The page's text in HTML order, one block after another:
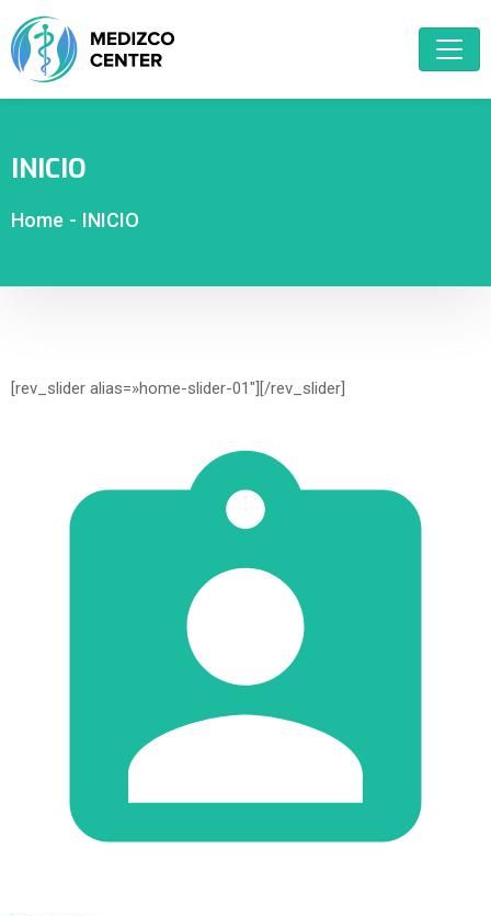
INICIO
Home - INICIO
[rev_slider alias=»home-slider-01″][/rev_slider]